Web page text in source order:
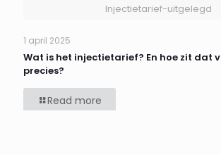
Injectietarief-uitgelegd
1 april 2025
Wat is het injectietarief? En hoe zit dat
precies?
Read more